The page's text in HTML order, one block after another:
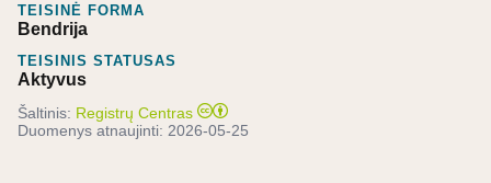
TEISINĖ FORMA
Bendrija
TEISINIS STATUSAS
Aktyvus
Šaltinis: Registrų Centras
Duomenys atnaujinti: 2026-05-25